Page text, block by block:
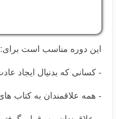
این دوره مناسب است برای:
- کسانی که بدنیال ایجاد
- همه علاقمندان به کتاب